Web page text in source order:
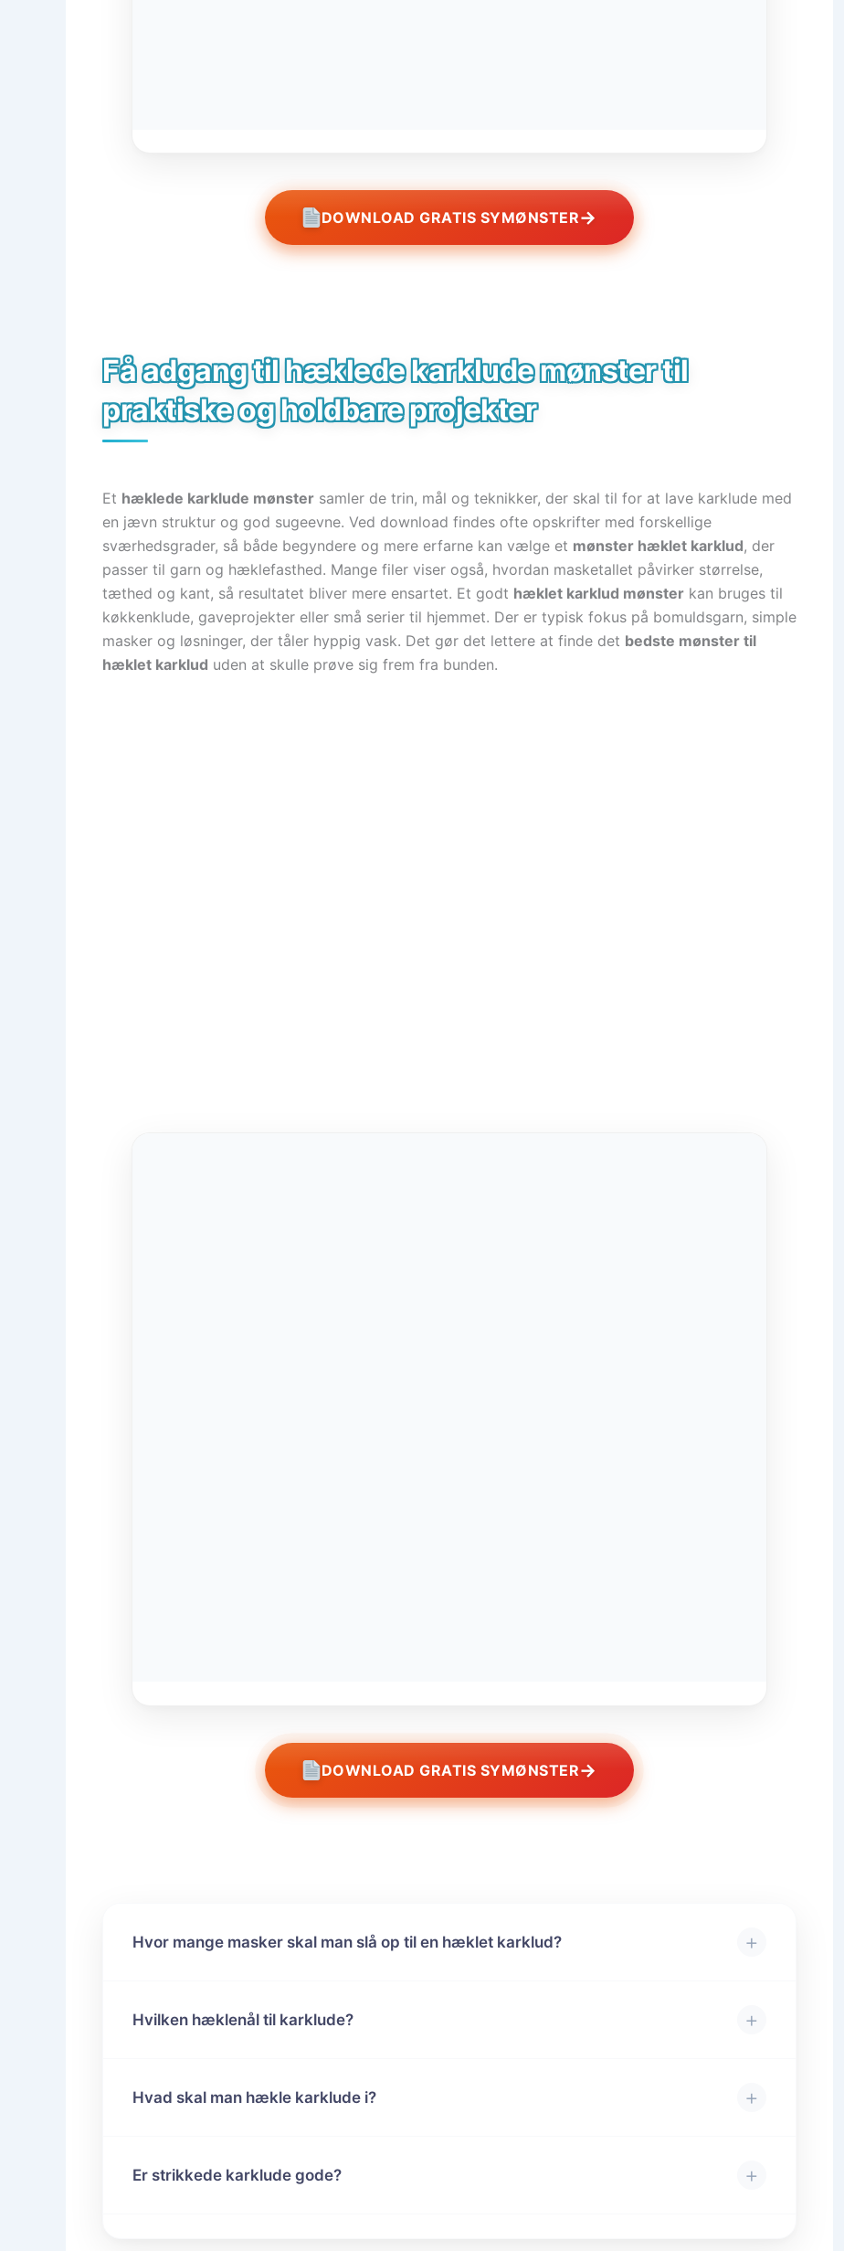
DOWNLOAD GRATIS SYMØNSTER→
Få adgang til hæklede karklude mønster til
praktiske og holdbare projekter
Et hæklede karklude mønster samler de trin, mål og teknikker, der skal til for at lave karklude med
en jævn struktur og god sugeevne. Ved download findes ofte opskrifter med forskellige
sværhedsgrader, så både begyndere og mere erfarne kan vælge et mønster hæklet karklud, der
passer til garn og hæklefasthed. Mange filer viser også, hvordan masketallet påvirker størrelse,
tæthed og kant, så resultatet bliver mere ensartet. Et godt hæklet karklud mønster kan bruges til
køkkenklude, gaveprojekter eller små serier til hjemmet. Der er typisk fokus på bomuldsgarn, simple
masker og løsninger, der tåler hyppig vask. Det gør det lettere at finde det bedste mønster til
hæklet karklud uden at skulle prøve sig frem fra bunden.
DOWNLOAD GRATIS SYMØNSTER→
Hvor mange masker skal man slå op til en hæklet karklud? +
Hvilken hæklenål til karklude? +
Hvad skal man hækle karklude i? +
Er strikkede karklude gode? +